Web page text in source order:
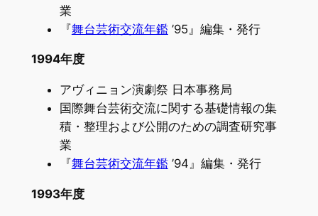
業
『舞台芸術交流年鑑’95』編集・発行
1994年度
アヴィニョン演劇祭 日本事務局
国際舞台芸術交流に関する基礎情報の集
積・整理および公開のための調査研究事
業
『舞台芸術交流年鑑’94』編集・発行
1993年度